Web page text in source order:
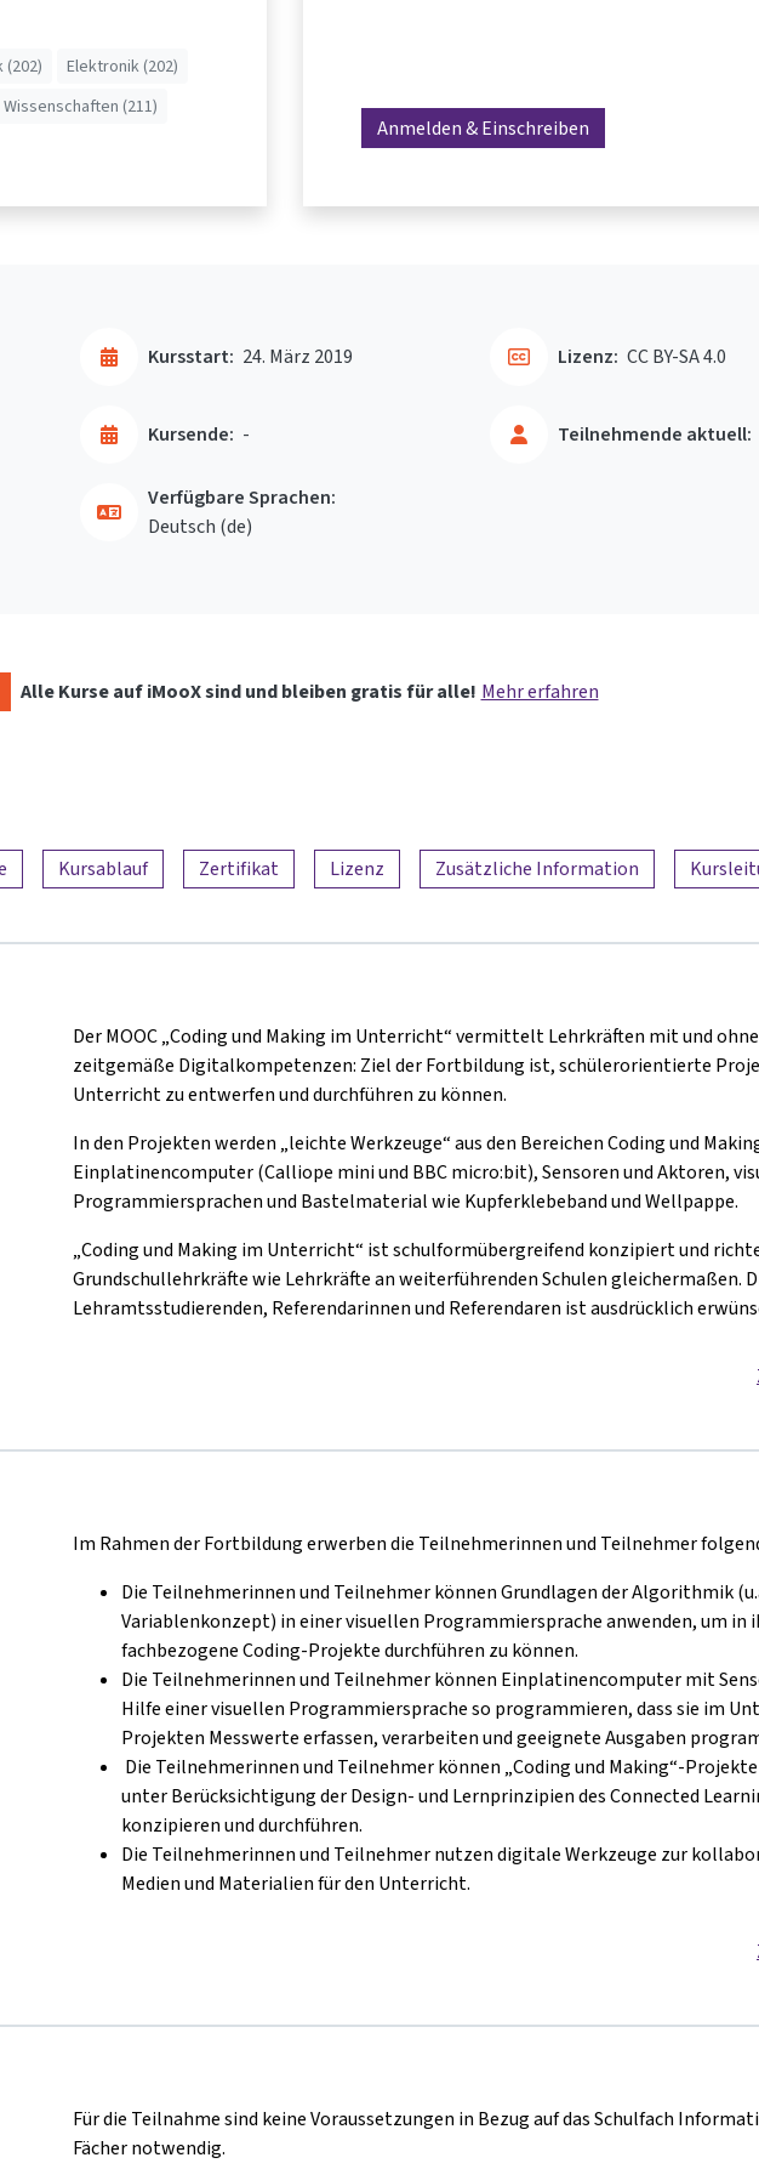
Elektronik (202)
(211)
Anmelden & Einschreiben
Kursstart: 24. März 2019
Kursende: - Teilnehmende aktuell:
Lizenz: CC BY-SA 4.0
Verfügbare Sprachen:
Deutsch ‎(de)‎
Alle Kurse auf iMooX sind und bleiben gratis für alle! Mehr erfahren
Kursablauf Zertifikat Lizenz Zusätzliche Information
Der MOOC „Coding und Making im Unterricht“ vermittelt Lehrkräften mit und
zeitgemäße Digitalkompetenzen: Ziel der Fortbildung ist, schülerorientierte
Unterricht zu entwerfen und durchführen zu können.
In den Projekten werden „leichte Werkzeuge“ aus den Bereichen Coding und
Einplatinencomputer (Calliope mini und BBC micro:bit), Sensoren und Aktoren,
Programmiersprachen und Bastelmaterial wie Kupferklebeband und Wellpappe.
„Coding und Making im Unterricht“ ist schulformübergreifend konzipiert und
Grundschullehrkräfte wie Lehrkräfte an weiterführenden Schulen gleichermaßen.
Lehramtsstudierenden, Referendarinnen und Referendaren ist ausdrücklich
Im Rahmen der Fortbildung erwerben die Teilnehmerinnen und Teilnehmer
Die Teilnehmerinnen und Teilnehmer können Grundlagen der Algorithmik
Variablenkonzept) in einer visuellen Programmiersprache anwenden, um
fachbezogene Coding-Projekte durchführen zu können.
Die Teilnehmerinnen und Teilnehmer können Einplatinencomputer mit
Hilfe einer visuellen Programmiersprache so programmieren, dass sie im
Projekten Messwerte erfassen, verarbeiten und geeignete Ausgaben
Die Teilnehmerinnen und Teilnehmer können „Coding und Making“-
unter Berücksichtigung der Design- und Lernprinzipien des Connected
konzipieren und durchführen.
Die Teilnehmerinnen und Teilnehmer nutzen digitale Werkzeuge zur
Medien und Materialien für den Unterricht.
Für die Teilnahme sind keine Voraussetzungen in Bezug auf das Schulfach
Fächer notwendig.